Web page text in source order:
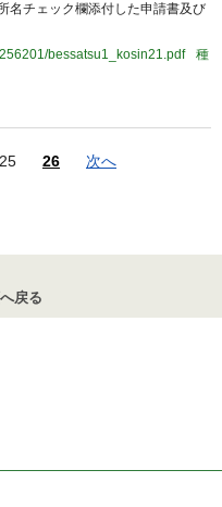
名チェック欄添付した申請書及び
bessatsu1_kosin21.pdf
種
25 26 次へ
戻る